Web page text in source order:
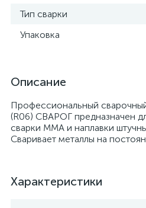
Тип сварки
Упаковка
Описание
Профессиональный
(R06) СВАРОГ предназначен
сварки MMA и наплавки
Сваривает металлы на
Характеристики